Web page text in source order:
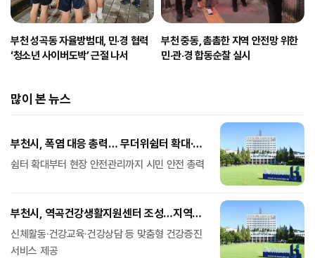
부천 성곡동 자율방범대, 민·경 협력
‘청소년 사이버도박’ 근절 나서
부천 중동, 촘촘한 지역 안전망 위한
민·관·경 합동순찰 실시
많이 본 뉴스
부천시, 폭염 대응 총력… 무더위쉼터 확대·
취약계층 보호 강화
쉼터 확대부터 현장 안전관리까지 시민 안전 총력
부천시, 역곡건강생활지원센터 조성…지역
건강증진 거점 마련
신체활동·건강교육·건강상담 등 맞춤형 건강증진
서비스 제공